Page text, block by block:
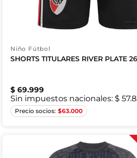
Niño Fútbol
SHORTS TITULARES RIVER PLATE
$ 69.999
Sin impuestos nacionales: $
$63.000
7/8A 9/10A 11/12A 13/
15/16A